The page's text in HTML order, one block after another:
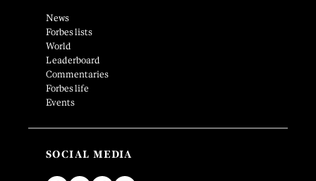
News
Forbes lists
World
Leaderboard
Commentaries
Forbes life
Events
SOCIAL MEDIA